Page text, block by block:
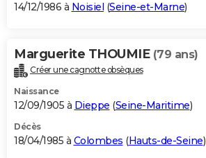
14/12/1986 à Noisiel (Seine-et-Marne)
Marguerite THOUMIE (79 ans)
Créer une cagnotte obsèques
Naissance
12/09/1905 à Dieppe (Seine-Maritime)
Décès
18/04/1985 à Colombes (Hauts-de-Seine)